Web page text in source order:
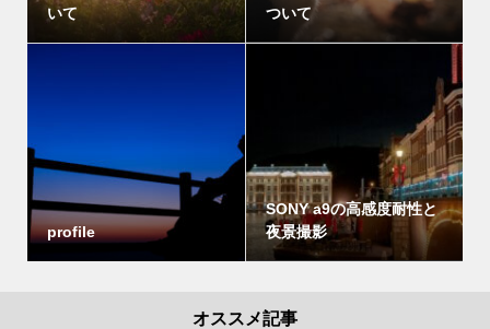
いて
ついて
profile
SONY a9の高感度耐性と
夜景撮影
オススメ記事